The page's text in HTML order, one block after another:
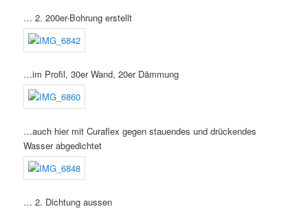
… 2. 200er-Bohrung erstellt
…im Profil, 30er Wand, 20er Dämmung
…auch hier mit Curaflex gegen stauendes und drückendes
Wasser abgedichtet
… 2. Dichtung aussen